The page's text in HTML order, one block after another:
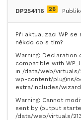
DP254116 26
Při aktualizaci WP
někdo co s tím?
Warning: Declaration
compatible with
in /data/web/virtuals/
wp-content/plugins/
extra/includes/
Warning: Cannot
sent by (output
/data/web/virtuals/